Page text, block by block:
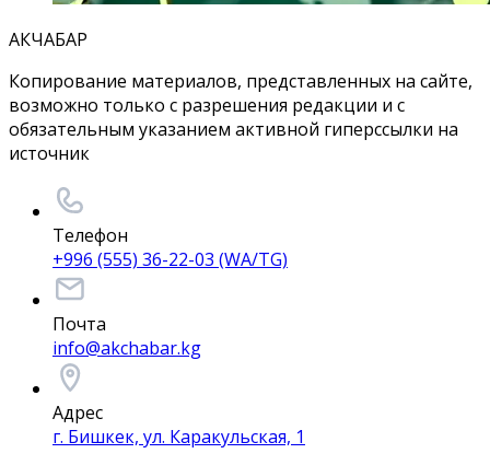
АКЧАБАР
Копирование материалов, представленных на сайте,
возможно только с разрешения редакции и с
обязательным указанием активной гиперссылки на
источник
Телефон
+996 (555) 36-22-03 (WA/TG)
Почта
info@akchabar.kg
Адрес
г. Бишкек, ул. Каракульская, 1